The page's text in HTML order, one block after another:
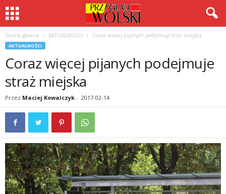
Strona główna AKTUALNOŚCI Coraz więcej pijanych podejmuje straż miejska
AKTUALNOŚCI
Coraz więcej pijanych podejmuje
straż miejska
Przez Maciej Kowalczyk - 2017-02-14